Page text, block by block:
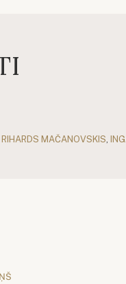
RIHARDS MAČANOVSKIS,